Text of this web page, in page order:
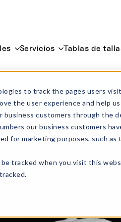
to track the pages users
the user experience and help
customers through the
our business customers
for marketing purposes, such
tracked when you visit this
Servicios Tablas de
fibra cerámica de